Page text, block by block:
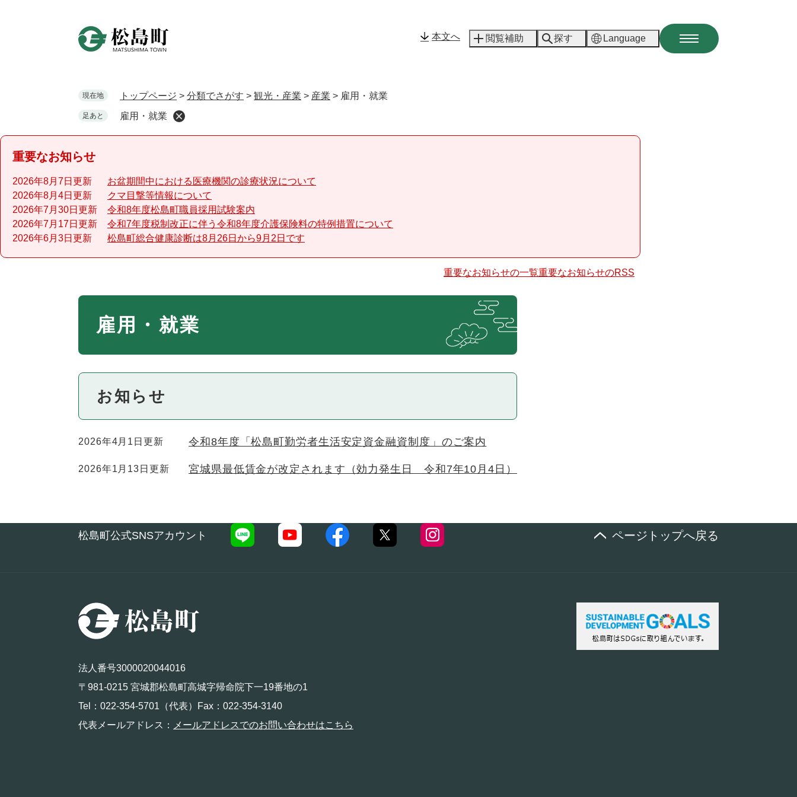
本文へ 閲覧補助 探す Language
現在地 トップページ > 分類でさがす > 観光・産業 > 産業 > 雇用・就業
足あと 雇用・就業
重要なお知らせ
2026年8月7日更新
お盆期間中における医療機関の診療状況について
2026年8月4日更新
クマ目撃等情報について
2026年7月30日更新
令和8年度松島町職員採用試験案内
2026年7月17日更新
令和7年度税制改正に伴う令和8年度介護保険料の特例措置について
2026年6月3日更新
松島町総合健康診断は8月26日から9月2日です
重要なお知らせの一覧重要なお知らせのRSS
雇用・就業
お知らせ
2026年4月1日更新 令和8年度「松島町勤労者生活安定資金融資制度」のご案内
2026年1月13日更新 宮城県最低賃金が改定されます（効力発生日 令和7年10月4日）
松島町公式SNSアカウント ページトップへ戻る
法人番号3000020044016
〒981-0215 宮城郡松島町高城字帰命院下一19番地の1
Tel：022-354-5701（代表）Fax：022-354-3140
代表メールアドレス：
メールアドレスでのお問い合わせはこちら